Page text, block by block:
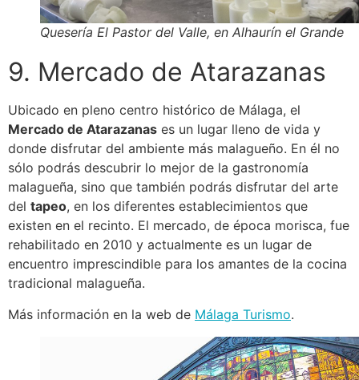
Quesería El Pastor del Valle, en Alhaurín el Grande
9. Mercado de Atarazanas
Ubicado en pleno centro histórico de Málaga, el
Mercado de Atarazanas es un lugar lleno de vida y
donde disfrutar del ambiente más malagueño. En él no
sólo podrás descubrir lo mejor de la gastronomía
malagueña, sino que también podrás disfrutar del arte
del tapeo, en los diferentes establecimientos que
existen en el recinto. El mercado, de época morisca, fue
rehabilitado en 2010 y actualmente es un lugar de
encuentro imprescindible para los amantes de la cocina
tradicional malagueña.
Más información en la web de Málaga Turismo.